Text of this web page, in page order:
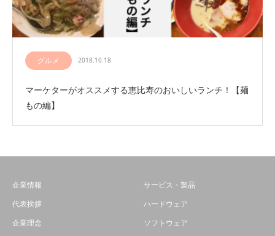
グルメ 2018.10.18
マーケターがオススメする恵比寿のおいしいランチ！【麺
もの編】
企業情報
代表挨拶
企業理念
サービス・製品
ハードウェア
ソフトウェア